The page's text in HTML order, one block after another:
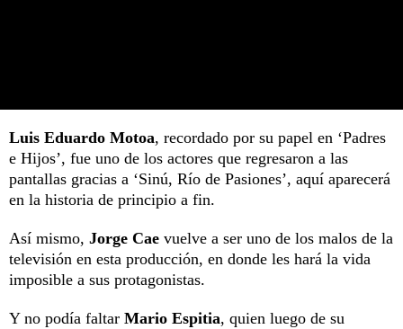
Luis Eduardo Motoa, recordado por su papel en ‘Padres
e Hijos’, fue uno de los actores que regresaron a las
pantallas gracias a ‘Sinú, Río de Pasiones’, aquí aparecerá
en la historia de principio a fin.
Así mismo, Jorge Cae vuelve a ser uno de los malos de la
televisión en esta producción, en donde les hará la vida
imposible a sus protagonistas.
Y no podía faltar Mario Espitia, quien luego de su